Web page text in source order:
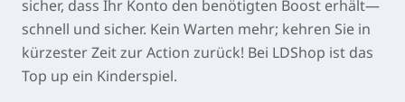
sicher, dass Ihr Konto den benötigten Boost erhält—
schnell und sicher. Kein Warten mehr; kehren Sie in
kürzester Zeit zur Action zurück! Bei LDShop ist das
Top up ein Kinderspiel.